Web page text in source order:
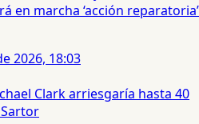
en marcha ‘acción reparatoria’
2026, 18:03